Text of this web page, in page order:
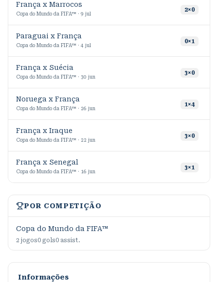
França x Marrocos
Copa do Mundo da FIFA™ · 9 jul
2×0
Paraguai x França
Copa do Mundo da FIFA™ · 4 jul
0×1
França x Suécia
Copa do Mundo da FIFA™ · 30 jun
3×0
Noruega x França
Copa do Mundo da FIFA™ · 26 jun
1×4
França x Iraque
Copa do Mundo da FIFA™ · 22 jun
3×0
França x Senegal
Copa do Mundo da FIFA™ · 16 jun
3×1
POR COMPETIÇÃO
Copa do Mundo da FIFA™
2 jogos0 gols0 assist.
Informações